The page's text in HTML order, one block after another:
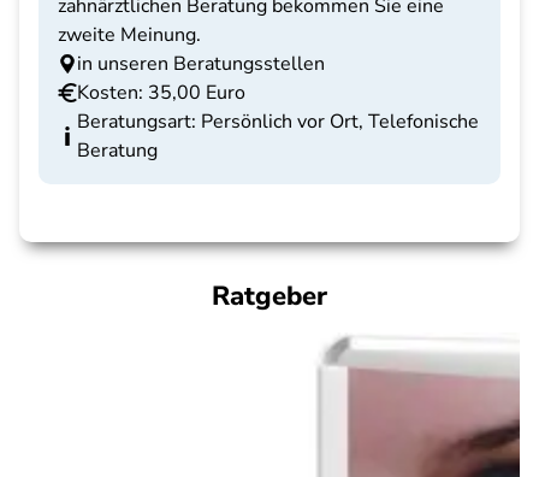
zahnärztlichen Beratung bekommen Sie eine
zweite Meinung.
in unseren Beratungsstellen
Kosten: 35,00 Euro
Beratungsart: Persönlich vor Ort, Telefonische
Beratung
Ratgeber